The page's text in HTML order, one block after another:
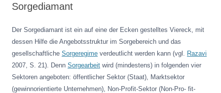
Sorgediamant
Der Sorgediamant ist ein auf eine der Ecken gestelltes Viereck, mit
dessen Hilfe die Angebotsstruktur im Sorgebereich und das
gesellschaftliche Sorgeregime verdeutlicht werden kann (vgl. Razavi
2007, S. 21). Denn Sorgearbeit wird (mindestens) in folgenden vier
Sektoren angeboten: öffentlicher Sektor (Staat), Marktsektor
(gewinnorientierte Unternehmen), Non-Profit-Sektor (Non-Pro- fit-